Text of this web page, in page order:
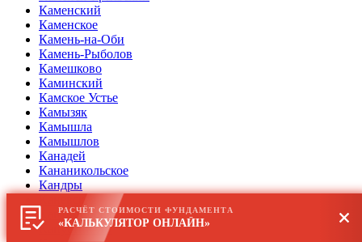
Каменский
Каменское
Камень-на-Оби
Камень-Рыболов
Камешково
Каминский
Камское Устье
Камызяк
Камышла
Камышлов
Канадей
Кананикольское
Кандры
Кантемировка
Капустин Яр
РАСЧЁТ СТОИМОСТИ ФУНДАМЕНТА
«КАЛЬКУЛЯТОР ОНЛАЙН»